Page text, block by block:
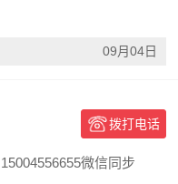
09月04日
拨打电话
微信同步